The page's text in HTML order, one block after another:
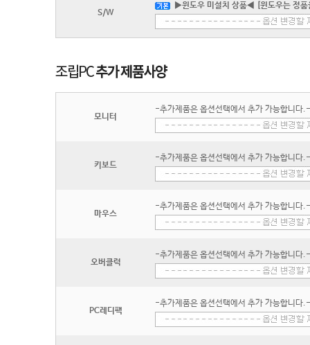
S/W
▶윈도우 미설치 상품◀ [윈도우는 정
모니터
-추가제품은 옵션선택에서 추가 가능합니다.-
키보드
-추가제품은 옵션선택에서 추가 가능합니다.-
마우스
-추가제품은 옵션선택에서 추가 가능합니다.-
오버클럭
-추가제품은 옵션선택에서 추가 가능합니다.-
PC레디팩
-추가제품은 옵션선택에서 추가 가능합니다.-